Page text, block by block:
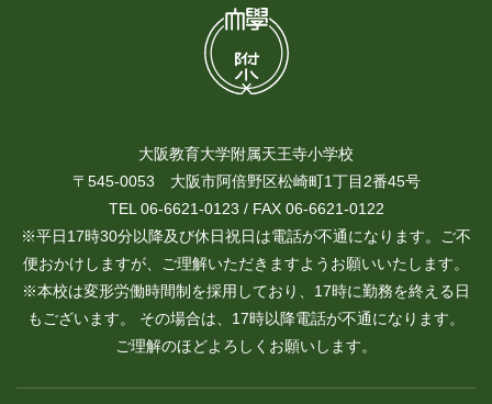
大阪教育大学附属天王寺小学校
〒545-0053 大阪市阿倍野区松崎町1丁目2番45号
TEL 06-6621-0123 / FAX 06-6621-0122
※平日17時30分以降及び休日祝日は電話が不通になります。ご不
便おかけしますが、ご理解いただきますようお願いいたします。
※本校は変形労働時間制を採用しており、17時に勤務を終える日
もございます。 その場合は、17時以降電話が不通になります。
ご理解のほどよろしくお願いします。